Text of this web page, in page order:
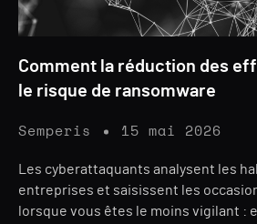
Comment la réduction des
le risque de ransomware
Semperis 15 mai 2026
Les cyberattaquants analysent les
entreprises et saisissent les
lorsque vous êtes le moins vigilant :